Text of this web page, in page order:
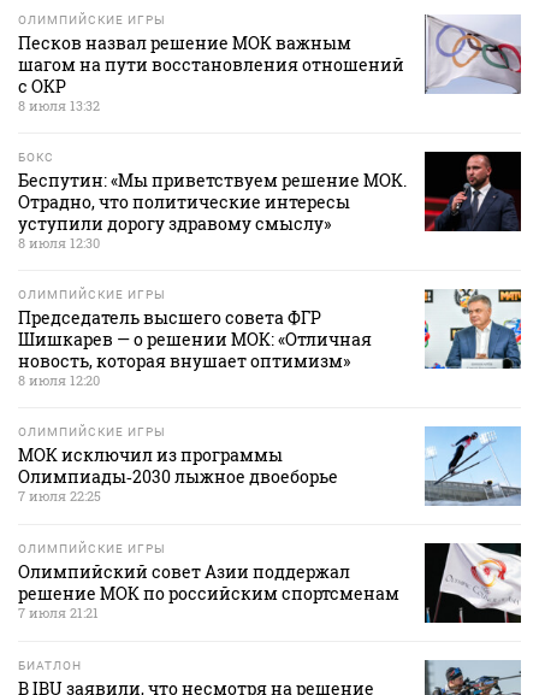
ОЛИМПИЙСКИЕ ИГРЫ
Песков назвал решение МОК важным
шагом на пути восстановления отношений
с ОКР
8 июля 13:32
БОКС
Беспутин: «Мы приветствуем решение МОК.
Отрадно, что политические интересы
уступили дорогу здравому смыслу»
8 июля 12:30
ОЛИМПИЙСКИЕ ИГРЫ
Председатель высшего совета ФГР
Шишкарев — о решении МОК: «Отличная
новость, которая внушает оптимизм»
8 июля 12:20
ОЛИМПИЙСКИЕ ИГРЫ
МОК исключил из программы
Олимпиады‑2030 лыжное двоеборье
7 июля 22:25
ОЛИМПИЙСКИЕ ИГРЫ
Олимпийский совет Азии поддержал
решение МОК по российским спортсменам
7 июля 21:21
БИАТЛОН
В IBU заявили, что несмотря на решение